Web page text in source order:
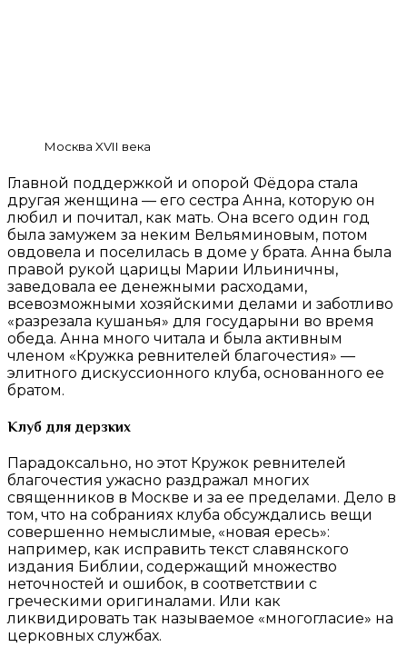
Москва XVII века
Главной поддержкой и опорой Фёдора стала
другая женщина — его сестра Анна, которую он
любил и почитал, как мать. Она всего один год
была замужем за неким Вельяминовым, потом
овдовела и поселилась в доме у брата. Анна была
правой рукой царицы Марии Ильиничны,
заведовала ее денежными расходами,
всевозможными хозяйскими делами и заботливо
«разрезала кушанья» для государыни во время
обеда. Анна много читала и была активным
членом «Кружка ревнителей благочестия» —
элитного дискуссионного клуба, основанного ее
братом.
Клуб для дерзких
Парадоксально, но этот Кружок ревнителей
благочестия ужасно раздражал многих
священников в Москве и за ее пределами. Дело в
том, что на собраниях клуба обсуждались вещи
совершенно немыслимые, «новая ересь»:
например, как исправить текст славянского
издания Библии, содержащий множество
неточностей и ошибок, в соответствии с
греческими оригиналами. Или как
ликвидировать так называемое «многогласие» на
церковных службах.